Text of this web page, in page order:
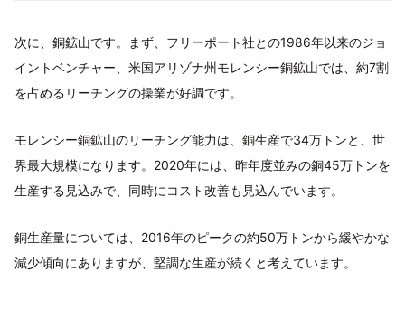
次に、銅鉱山です。まず、フリーポート社との1986年以来のジョ
イントベンチャー、米国アリゾナ州モレンシー銅鉱山では、約7割
を占めるリーチングの操業が好調です。
モレンシー銅鉱山のリーチング能力は、銅生産で34万トンと、世
界最大規模になります。2020年には、昨年度並みの銅45万トンを
生産する見込みで、同時にコスト改善も見込んでいます。
銅生産量については、2016年のピークの約50万トンから緩やかな
減少傾向にありますが、堅調な生産が続くと考えています。